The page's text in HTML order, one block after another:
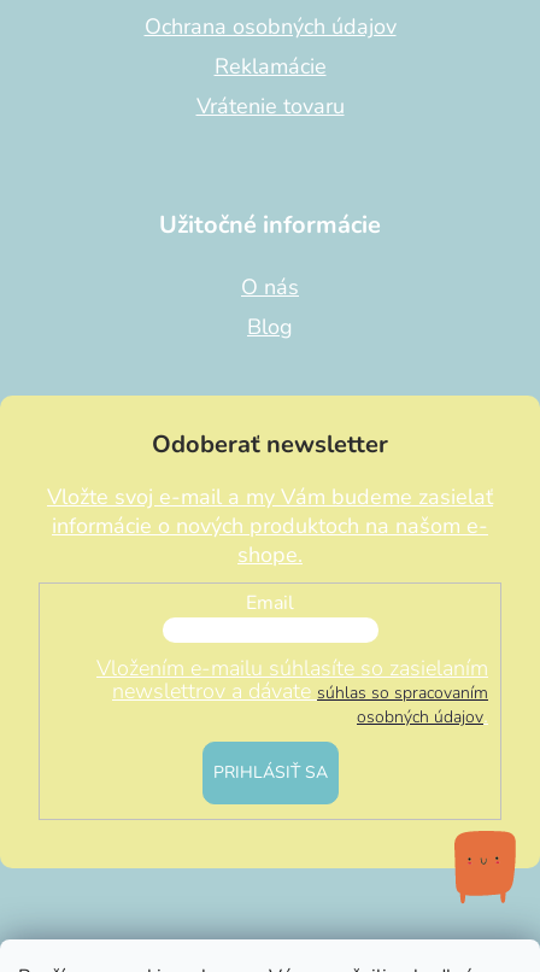
Ochrana osobných údajov
Reklamácie
Vrátenie tovaru
Užitočné informácie
O nás
Blog
Odoberať newsletter
Vložte svoj e-mail a my Vám budeme zasielať
informácie o nových produktoch na našom e-
shope.
Email
Vložením e-mailu súhlasíte so zasielaním
newslettrov a dávate súhlas so spracovaním
osobných údajov.
PRIHLÁSIŤ SA
info@littleluna.sk